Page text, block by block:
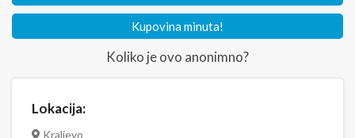
Kupovina minuta!
Koliko je ovo anonimno?
Lokacija:
Kraljevo